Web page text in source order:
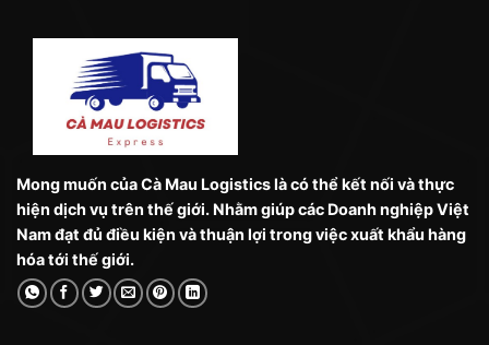
Mong muốn của Cà Mau Logistics là có thể kết nối và thực
hiện dịch vụ trên thế giới. Nhằm giúp các Doanh nghiệp Việt
Nam đạt đủ điều kiện và thuận lợi trong việc xuất khẩu hàng
hóa tới thế giới.